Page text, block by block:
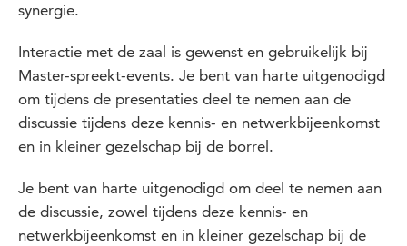
synergie.
Interactie met de zaal is gewenst en gebruikelijk bij
Master-spreekt-events. Je bent van harte uitgenodigd
om tijdens de presentaties deel te nemen aan de
discussie tijdens deze kennis- en netwerkbijeenkomst
en in kleiner gezelschap bij de borrel.
Je bent van harte uitgenodigd om deel te nemen aan
de discussie, zowel tijdens deze kennis- en
netwerkbijeenkomst en in kleiner gezelschap bij de